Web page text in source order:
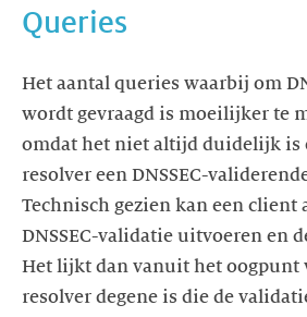
Queries
Het aantal queries waarbij om
wordt gevraagd is moeilijker te
omdat het niet altijd duidelijk is
resolver een DNSSEC-
Technisch gezien kan een client
DNSSEC-validatie uitvoeren en
Het lijkt dan vanuit het oogpunt
resolver degene is die de